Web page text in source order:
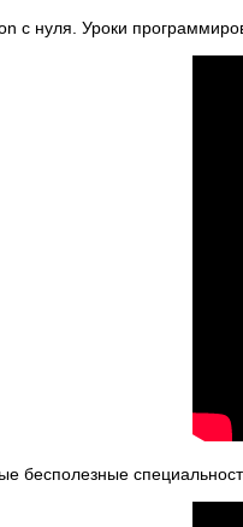
с нуля. Уроки
бесполезные